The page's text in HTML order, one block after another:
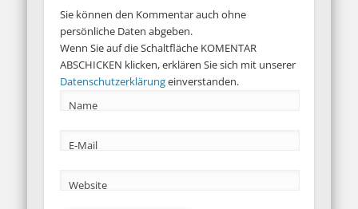
Sie können den Kommentar auch ohne
persönliche Daten abgeben.
Wenn Sie auf die Schaltfläche KOMENTAR
ABSCHICKEN klicken, erklären Sie sich mit unserer
Datenschutzerklärungeinverstanden.
Name
E-Mail
Website